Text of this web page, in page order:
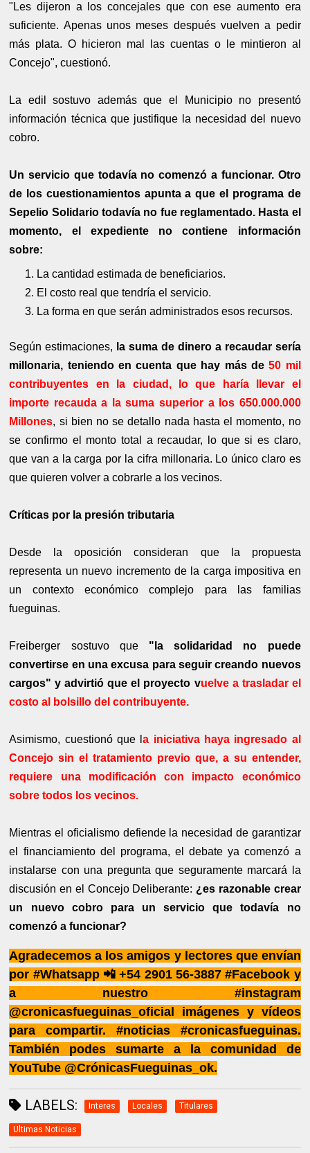
"Les dijeron a los concejales que con ese aumento era
suficiente. Apenas unos meses después vuelven a pedir
más plata. O hicieron mal las cuentas o le mintieron al
Concejo", cuestionó.
La edil sostuvo además que el Municipio no presentó
información técnica que justifique la necesidad del nuevo
cobro.
Un servicio que todavía no comenzó a funcionar. Otro
de los cuestionamientos apunta a que el programa de
Sepelio Solidario todavía no fue reglamentado. Hasta el
momento, el expediente no contiene información
sobre:
La cantidad estimada de beneficiarios.
El costo real que tendría el servicio.
La forma en que serán administrados esos recursos.
Según estimaciones, la suma de dinero a recaudar sería
millonaria, teniendo en cuenta que hay más de50 mil
contribuyentes en la ciudad, lo que haría llevar el
importe recauda a la suma superior a los 650.000.000
Millones, si bien no se detallo nada hasta el momento, no
se confirmo el monto total a recaudar, lo que si es claro,
que van a la carga por la cifra millonaria. Lo único claro es
que quieren volver a cobrarle a los vecinos.
Críticas por la presión tributaria
Desde la oposición consideran que la propuesta
representa un nuevo incremento de la carga impositiva en
un contexto económico complejo para las familias
fueguinas.
Freiberger sostuvo que "la solidaridad no puede
convertirse en una excusa para seguir creando nuevos
cargos" y advirtió que el proyecto vuelve a trasladar el
costo al bolsillo del contribuyente.
Asimismo, cuestionó que la iniciativa haya ingresado al
Concejo sin el tratamiento previo que, a su entender,
requiere una modificación con impacto económico
sobre todos los vecinos.
Mientras el oficialismo defiende la necesidad de garantizar
el financiamiento del programa, el debate ya comenzó a
instalarse con una pregunta que seguramente marcará la
discusión en el Concejo Deliberante: ¿es razonable crear
un nuevo cobro para un servicio que todavía no
comenzó a funcionar?
Agradecemos a los amigos y lectores que envían
por #Whatsapp 📲 +54 2901 56-3887 #Facebook y
a nuestro #instagram
@cronicasfueguinas_oficial imágenes y vídeos
para compartir. #noticias #cronicasfueguinas.
También podes sumarte a la comunidad de
YouTube @CrónicasFueguinas_ok.
LABELS: Interes Locales Titulares
Ultimas Noticias